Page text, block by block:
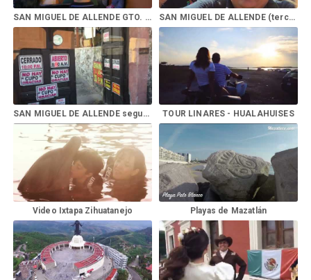
SAN MIGUEL DE ALLENDE GTO. Cuarta parte SAN MIGUEL DE ALLENDE (tercera parte)
SAN MIGUEL DE ALLENDE segunda parte TOUR LINARES - HUALAHUISES
Video Ixtapa Zihuatanejo Playas de Mazatlán